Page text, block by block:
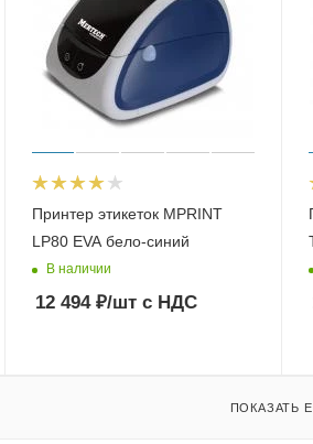
Принтер этикеток MPRINT
LP80 EVA бело-синий
В наличии
12 494₽/штс НДС
ПОКАЗАТЬ